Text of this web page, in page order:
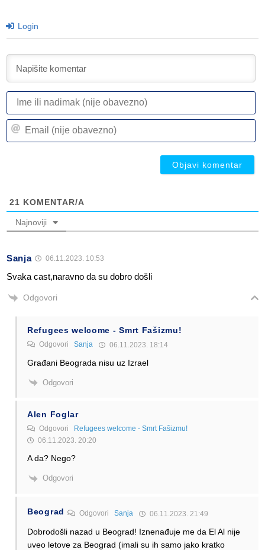
Login
21 KOMENTAR/A
Najnoviji
Sanja 06.11.2023. 10:53
Svaka cast,naravno da su dobro došli
Odgovori
Refugees welcome - Smrt Fašizmu!
Odgovori Sanja 06.11.2023. 18:14
Građani Beograda nisu uz Izrael
Odgovori
Alen Foglar
Odgovori
Refugees welcome - Smrt Fašizmu!
06.11.2023. 20:20
A da? Nego?
Odgovori
Beograd Odgovori Sanja 06.11.2023. 21:49
Dobrodošli nazad u Beograd! Iznenađuje me da El Al nije
uveo letove za Beograd (imali su ih samo jako kratko